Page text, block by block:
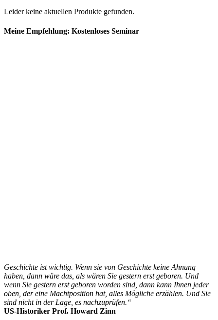
Leider keine aktuellen Produkte gefunden.
Meine Empfehlung: Kostenloses Seminar
Geschichte ist wichtig. Wenn sie von Geschichte keine Ahnung
haben, dann wäre das, als wären Sie gestern erst geboren. Und
wenn Sie gestern erst geboren worden sind, dann kann Ihnen jeder
oben, der eine Machtposition hat, alles Mögliche erzählen. Und Sie
sind nicht in der Lage, es nachzuprüfen.“
US-Historiker Prof. Howard Zinn